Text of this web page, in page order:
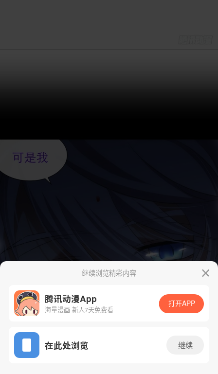
App免费看
继续浏览精彩内容
腾讯动漫App
海量漫画 新人7天免费看
打开APP
在此处浏览 继续